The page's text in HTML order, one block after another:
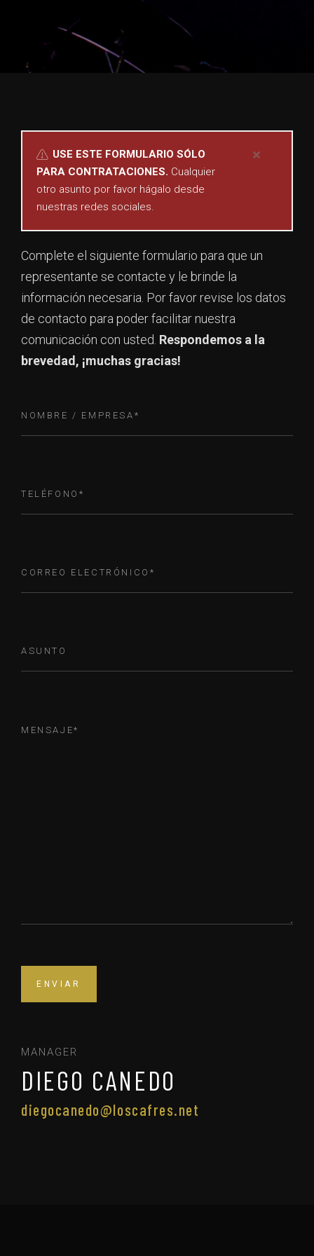
USE ESTE FORMULARIO SÓLO
PARA CONTRATACIONES. Cualquier
otro asunto por favor hágalo desde
nuestras redes sociales.
Complete el siguiente formulario para que un
representante se contacte y le brinde la
información necesaria. Por favor revise los datos
de contacto para poder facilitar nuestra
comunicación con usted. Respondemos a la
brevedad, ¡muchas gracias!
MANAGER
DIEGO CANEDO
diegocanedo@loscafres.net